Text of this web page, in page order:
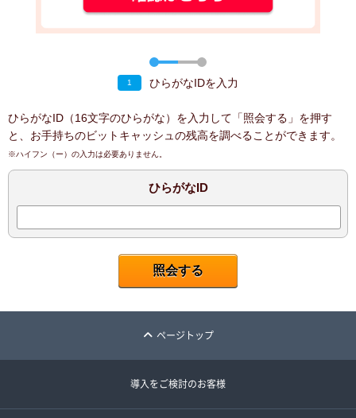
1 ひらがなIDを入力
ひらがなID（16文字のひらがな）を入力して「照会する」を押す
と、お手持ちのビットキャッシュの残高を調べることができます。
※ハイフン（ー）の入力は必要ありません。
ひらがなID
ページトップ
導入をご検討のお客様